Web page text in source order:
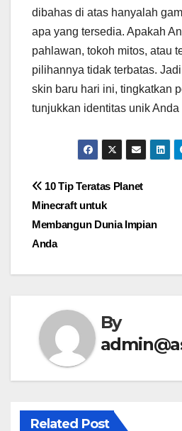
dibahas di atas hanyalah
apa yang tersedia. Apakah
pahlawan, tokoh mitos, atau
pilihannya tidak terbatas.
skin baru hari ini, tingkatkan
tunjukkan identitas unik
Post
navigation
10 Tip Teratas Planet
Minecraft untuk
Membangun Dunia Impian
Anda
By
Related Post